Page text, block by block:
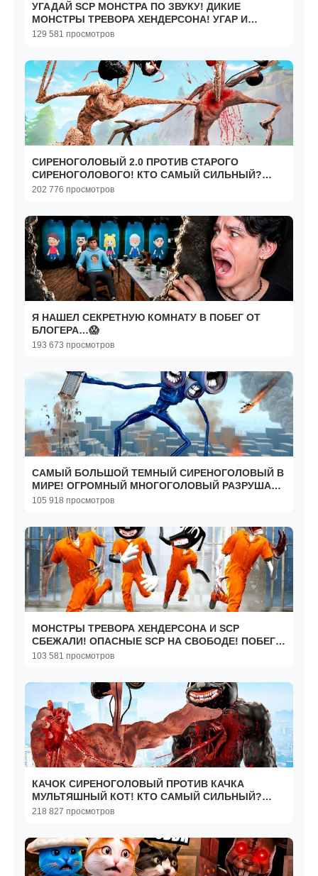
УГАДАЙ SCP МОНСТРА ПО ЗВУКУ! ДИКИЕ
МОНСТРЫ ТРЕВОРА ХЕНДЕРСОНА! УГАР И
БЕЗУМИЕ В Garry`s Mod
129 581 просмотров
СИРЕНОГОЛОВЫЙ 2.0 ПРОТИВ СТАРОГО
СИРЕНОГОЛОВОГО! КТО САМЫЙ СИЛЬНЫЙ?
ДИКАЯ БИТВА SCP В Garry`s Mod
202 776 просмотров
Я НАШЕЛ СЕКРЕТНУЮ КОМНАТУ В ПОБЕГ ОТ
БЛОГЕРА…😱
193 673 просмотров
САМЫЙ БОЛЬШОЙ ТЕМНЫЙ СИРЕНОГОЛОВЫЙ В
МИРЕ! ОГРОМНЫЙ МНОГОГОЛОВЫЙ РАЗРУШАЕТ
ГОРОД В Garry`s Mod
105 918 просмотров
МОНСТРЫ ТРЕВОРА ХЕНДЕРСОНА И SCP
СБЕЖАЛИ! ОПАСНЫЕ SCP НА СВОБОДЕ! ПОБЕГ
ИЗ ТЮРЬМЫ В Garry`s Mod
103 581 просмотров
КАЧОК СИРЕНОГОЛОВЫЙ ПРОТИВ КАЧКА
МУЛЬТЯШНЫЙ КОТ! КТО САМЫЙ СИЛЬНЫЙ?
БИТВА SCP ЗА ЖИЗНЬ В Garry`s Mod
218 827 просмотров